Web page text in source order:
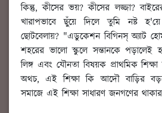
কিন্তু, কীসের ভয়? কীসের লজ্জা?
খারাপভাবে ছুঁয়ে দিলে তুমি নষ্ট
ছোটবেলায়? "এডুকেশন বিগিনস্ অ্যাট
শহরের ভালো স্কুলে সন্তানকে
লিঙ্গ এবং যৌনতা বিষয়ক প্রাথমিক
অথচ, এই শিক্ষা কি আদৌ বাড়ির
সমাজে এই শিক্ষা সাধারণ জনগণের